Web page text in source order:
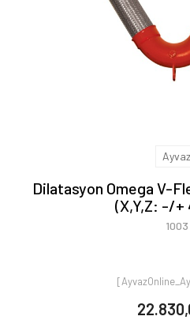
Ayvaz
Dilatasyon Omega V-
(X,Y,Z: -/+
1003